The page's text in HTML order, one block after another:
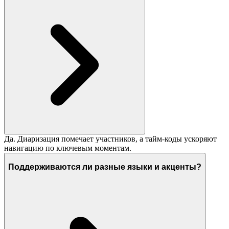
Да. Диаризация помечает участников, а тайм-коды ускоряют
навигацию по ключевым моментам.
Поддерживаются ли разные языки и акценты?